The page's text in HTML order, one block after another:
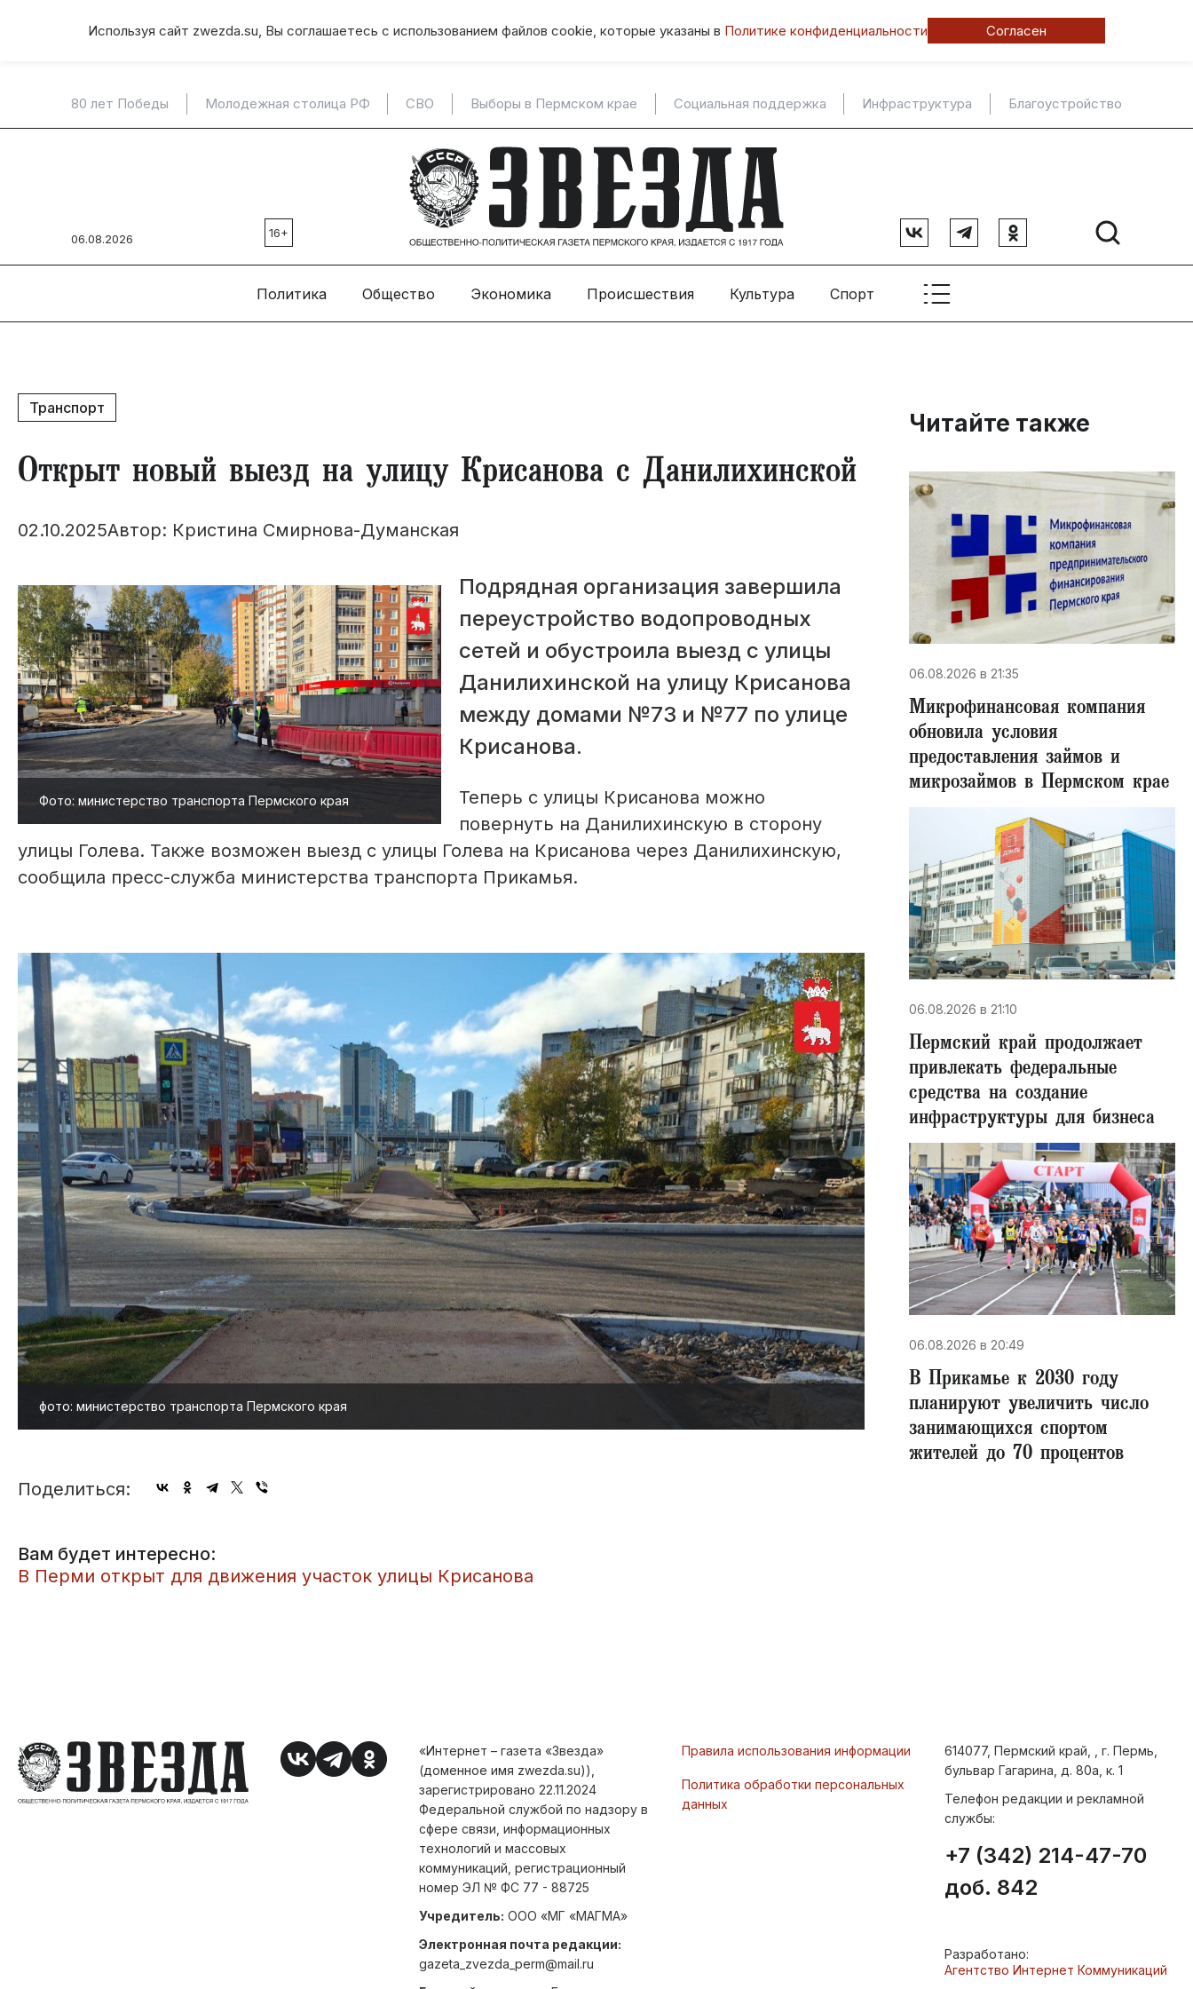
Используя сайт zwezda.su, Вы соглашаетесь с использованием файлов cookie, которые указаны в Политике конфиденциальности Согласен
80 лет Победы Молодежная столица РФ СВО Выборы в Пермском крае Социальная поддержка Инфраструктура Благоустройство
06.08.2026 16+
Политика Общество Экономика Происшествия Культура Спорт
Транспорт
Открыт новый выезд на улицу Крисанова с Данилихинской
02.10.2025Автор: Кристина Смирнова-Думанская
Фото: министерство транспорта Пермского края
Подрядная организация завершила
переустройство водопроводных
сетей и обустроила выезд с улицы
Данилихинской на улицу Крисанова
между домами №73 и №77 по улице
Крисанова.
Теперь с улицы Крисанова можно
повернуть на Данилихинскую в сторону
улицы Голева. Также возможен выезд с улицы Голева на Крисанова через Данилихинскую,
сообщила пресс-служба министерства транспорта Прикамья.
фото: министерство транспорта Пермского края
Поделиться:
Вам будет интересно:
В Перми открыт для движения участок улицы Крисанова
Читайте также
06.08.2026 в 21:35
Микрофинансовая компания
обновила условия
предоставления займов и
микрозаймов в Пермском крае
06.08.2026 в 21:10
Пермский край продолжает
привлекать федеральные
средства на создание
инфраструктуры для бизнеса
06.08.2026 в 20:49
В Прикамье к 2030 году
планируют увеличить число
занимающихся спортом
жителей до 70 процентов
«Интернет – газета «Звезда»
(доменное имя zwezda.su)),
зарегистрировано 22.11.2024
Федеральной службой по надзору в
сфере связи, информационных
технологий и массовых
коммуникаций, регистрационный
номер ЭЛ № ФС 77 - 88725
Учредитель: ООО «МГ «МАГМА»
Электронная почта редакции:
gazeta_zvezda_perm@mail.ru
Правила использования информации
Политика обработки персональных
данных
614077, Пермский край, , г. Пермь,
бульвар Гагарина, д. 80а, к. 1
Телефон редакции и рекламной
службы:
+7 (342) 214-47-70
доб. 842
Разработано:
Агентство Интернет Коммуникаций